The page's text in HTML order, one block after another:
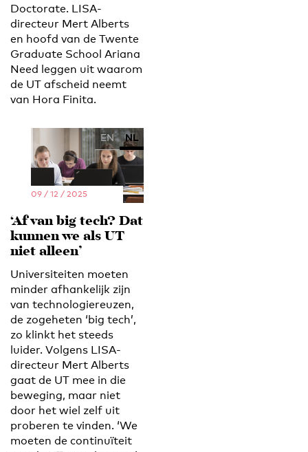
Doctorate. LISA-
directeur Mert Alberts
en hoofd van de Twente
Graduate School Ariana
Need leggen uit waarom
de UT afscheid neemt
van Hora Finita.
EN NL
09 / 12 / 2025
‘Af van big tech? Dat
kunnen we als UT
niet alleen’
Universiteiten moeten
minder afhankelijk zijn
van technologiereuzen,
de zogeheten ‘big tech’,
zo klinkt het steeds
luider. Volgens LISA-
directeur Mert Alberts
gaat de UT mee in die
beweging, maar niet
door het wiel zelf uit
proberen te vinden. ‘We
moeten de continuïteit